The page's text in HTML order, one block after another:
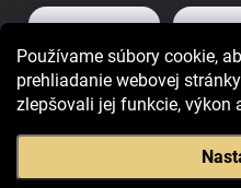
Používame súbory cookie,
prehliadanie webovej
zlepšovali jej funkcie, výkon